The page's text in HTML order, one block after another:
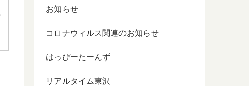
お知らせ
コロナウィルス関連のお知らせ
はっぴーたーんず
リアルタイム東沢